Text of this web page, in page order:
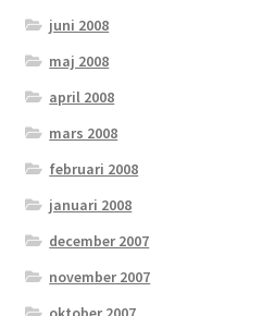
juni 2008
maj 2008
april 2008
mars 2008
februari 2008
januari 2008
december 2007
november 2007